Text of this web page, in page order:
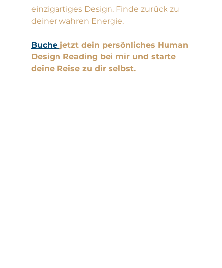
einzigartiges Design. Finde zurück zu
deiner wahren Energie.
Buche jetzt dein persönliches Human
Design Reading bei mir und starte
deine Reise zu dir selbst.